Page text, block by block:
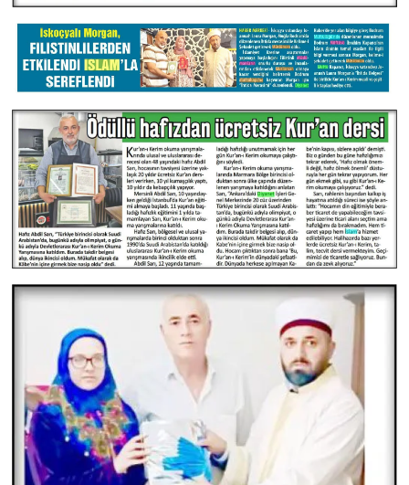
Konya Müftülüğü
Kütahya Müftülüğü
Malatya Müftülüğü
Manisa Müftülüğü
Mardin Müftülüğü
Mersin Müftülüğü
Muğla Müftülüğü
Muş Müftülüğü
Nevşehir Müftülüğü
Niğde Müftülüğü